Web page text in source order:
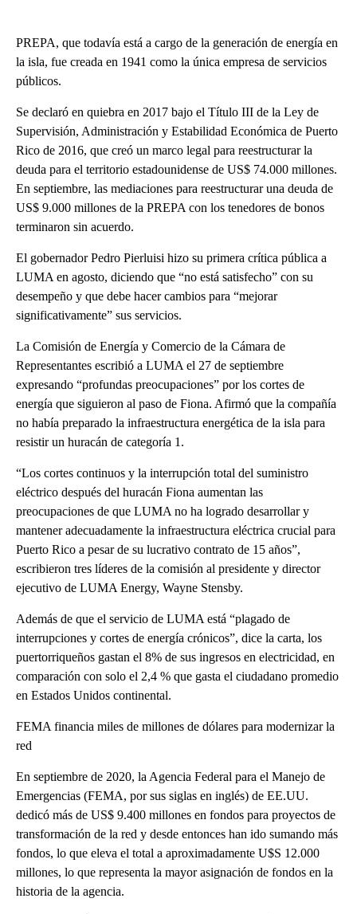
PREPA, que todavía está a cargo de la generación de energía en
la isla, fue creada en 1941 como la única empresa de servicios
públicos.
Se declaró en quiebra en 2017 bajo el Título III de la Ley de
Supervisión, Administración y Estabilidad Económica de Puerto
Rico de 2016, que creó un marco legal para reestructurar la
deuda para el territorio estadounidense de US$ 74.000 millones.
En septiembre, las mediaciones para reestructurar una deuda de
US$ 9.000 millones de la PREPA con los tenedores de bonos
terminaron sin acuerdo.
El gobernador Pedro Pierluisi hizo su primera crítica pública a
LUMA en agosto, diciendo que “no está satisfecho” con su
desempeño y que debe hacer cambios para “mejorar
significativamente” sus servicios.
La Comisión de Energía y Comercio de la Cámara de
Representantes escribió a LUMA el 27 de septiembre
expresando “profundas preocupaciones” por los cortes de
energía que siguieron al paso de Fiona. Afirmó que la compañía
no había preparado la infraestructura energética de la isla para
resistir un huracán de categoría 1.
“Los cortes continuos y la interrupción total del suministro
eléctrico después del huracán Fiona aumentan las
preocupaciones de que LUMA no ha logrado desarrollar y
mantener adecuadamente la infraestructura eléctrica crucial para
Puerto Rico a pesar de su lucrativo contrato de 15 años”,
escribieron tres líderes de la comisión al presidente y director
ejecutivo de LUMA Energy, Wayne Stensby.
Además de que el servicio de LUMA está “plagado de
interrupciones y cortes de energía crónicos”, dice la carta, los
puertorriqueños gastan el 8% de sus ingresos en electricidad, en
comparación con solo el 2,4 % que gasta el ciudadano promedio
en Estados Unidos continental.
FEMA financia miles de millones de dólares para modernizar la
red
En septiembre de 2020, la Agencia Federal para el Manejo de
Emergencias (FEMA, por sus siglas en inglés) de EE.UU.
dedicó más de US$ 9.400 millones en fondos para proyectos de
transformación de la red y desde entonces han ido sumando más
fondos, lo que eleva el total a aproximadamente U$S 12.000
millones, lo que representa la mayor asignación de fondos en la
historia de la agencia.